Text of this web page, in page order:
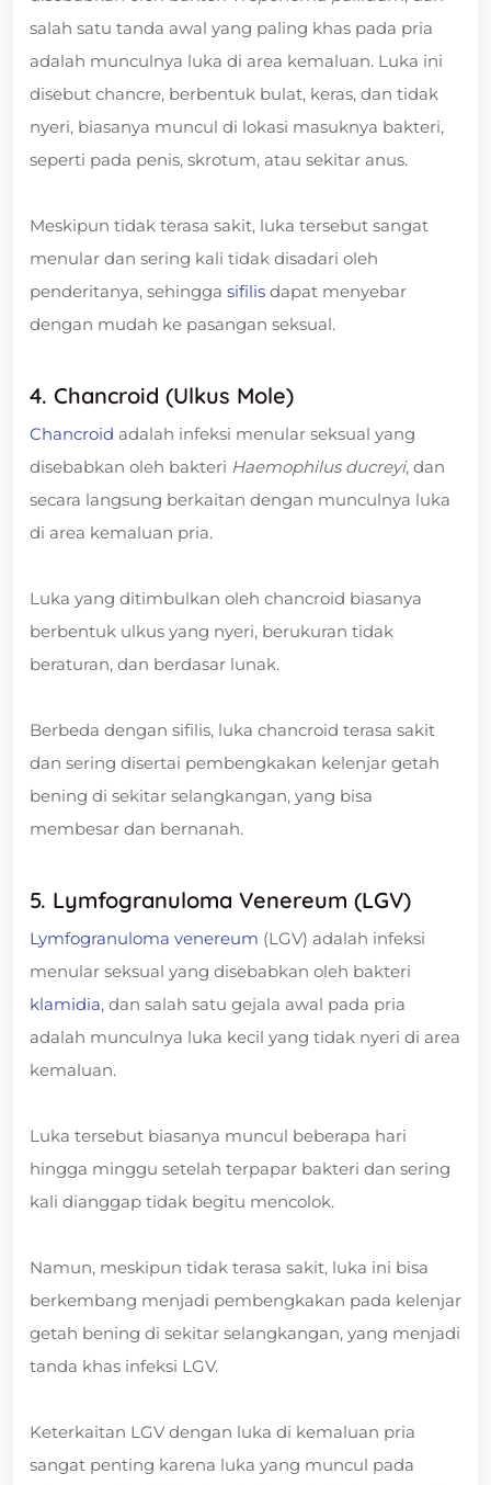
salah satu tanda awal yang paling khas pada pria
adalah munculnya luka di area kemaluan. Luka ini
disebut chancre, berbentuk bulat, keras, dan tidak
nyeri, biasanya muncul di lokasi masuknya bakteri,
seperti pada penis, skrotum, atau sekitar anus.
Meskipun tidak terasa sakit, luka tersebut sangat
menular dan sering kali tidak disadari oleh
penderitanya, sehingga sifilis dapat menyebar
dengan mudah ke pasangan seksual.
4. Chancroid (Ulkus Mole)
Chancroid adalah infeksi menular seksual yang
disebabkan oleh bakteri Haemophilus ducreyi, dan
secara langsung berkaitan dengan munculnya luka
di area kemaluan pria.
Luka yang ditimbulkan oleh chancroid biasanya
berbentuk ulkus yang nyeri, berukuran tidak
beraturan, dan berdasar lunak.
Berbeda dengan sifilis, luka chancroid terasa sakit
dan sering disertai pembengkakan kelenjar getah
bening di sekitar selangkangan, yang bisa
membesar dan bernanah.
5. Lymfogranuloma Venereum (LGV)
Lymfogranuloma venereum (LGV) adalah infeksi
menular seksual yang disebabkan oleh bakteri
klamidia, dan salah satu gejala awal pada pria
adalah munculnya luka kecil yang tidak nyeri di area
kemaluan.
Luka tersebut biasanya muncul beberapa hari
hingga minggu setelah terpapar bakteri dan sering
kali dianggap tidak begitu mencolok.
Namun, meskipun tidak terasa sakit, luka ini bisa
berkembang menjadi pembengkakan pada kelenjar
getah bening di sekitar selangkangan, yang menjadi
tanda khas infeksi LGV.
Keterkaitan LGV dengan luka di kemaluan pria
sangat penting karena luka yang muncul pada